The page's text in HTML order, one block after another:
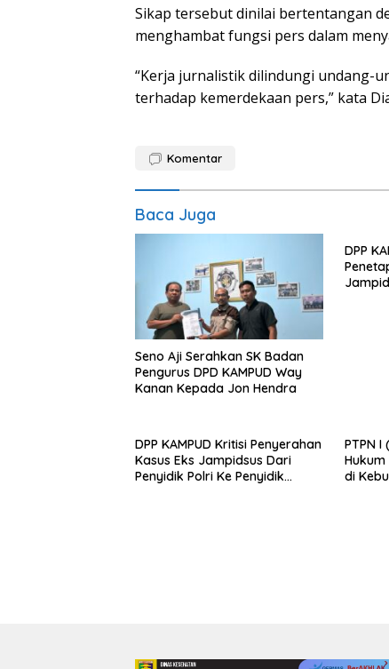
Sikap tersebut dinilai bertentangan
menghambat fungsi pers dalam
“Kerja jurnalistik dilindungi undang-
terhadap kemerdekaan pers,” kata
Komentar
Baca Juga
Seno Aji Serahkan SK Badan
Pengurus DPD KAMPUD Way
Kanan Kepada Jon Hendra
DPP
DPP KAMPUD Kritisi Penyerahan
Kasus Eks Jampidsus Dari
Penyidik Polri Ke Penyidik
PTPN
di